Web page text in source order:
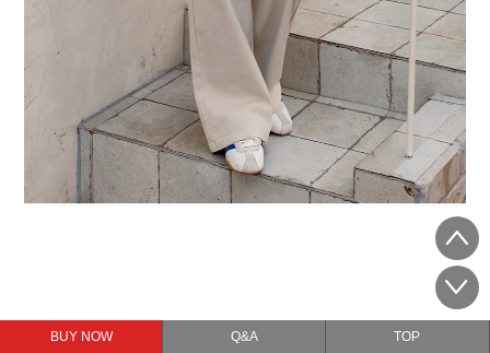
BUY NOW Q&A TOP